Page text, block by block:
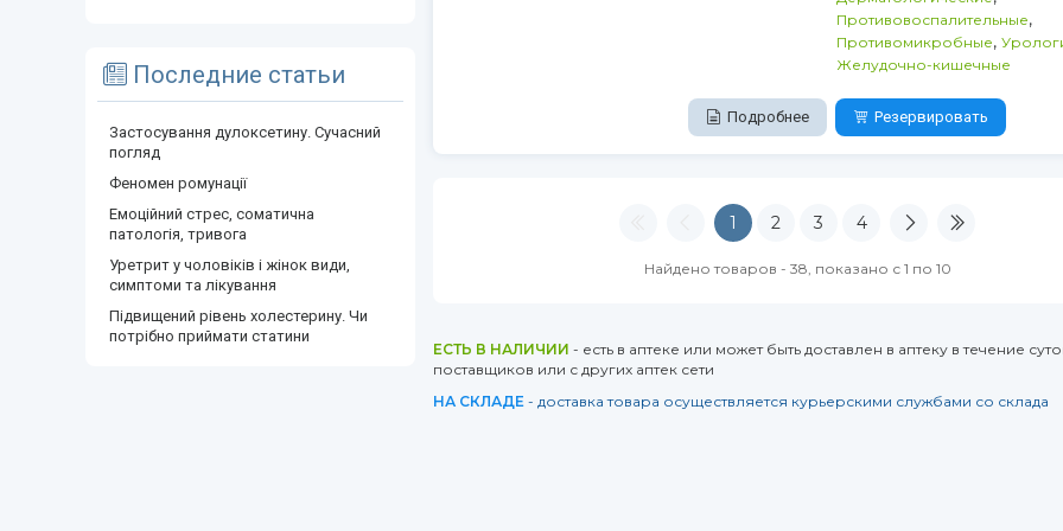
Последние статьи
Застосування дулоксетину. Сучасний
погляд
Феномен ромунації
Емоційний стрес, соматична
патологія, тривога
Уретрит у чоловіків і жінок види,
симптоми та лікування
Підвищений рівень холестерину. Чи
потрібно приймати статини
Противовоспалительные,
Противомикробные,
Желудочно-кишечные
Подробнее Резервировать
1 2 3 4
Найдено товаров - 38, показано с 1 по 10
ЕСТЬ В НАЛИЧИИ - есть в аптеке или может быть доставлен в аптеку в течение
поставщиков или с других аптек сети
НА СКЛАДЕ- доставка товара осуществляется курьерскими службами со склада